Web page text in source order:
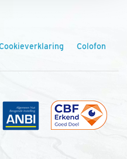
Colofon